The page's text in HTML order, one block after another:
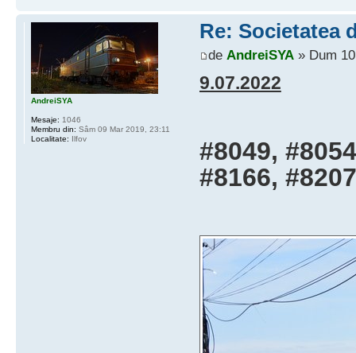
Re: Societatea
de AndreiSYA» Dum
9.07.2022
#8049,
#8166,
AndreiSYA
Mesaje: 1046
Membru din: Sâm 09 Mar 2019, 23:11
Localitate: Ilfov